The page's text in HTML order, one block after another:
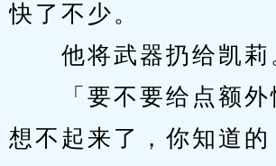
快了不少。
他将武器扔给凯莉
「要不要给点额外
想不起来了，你知道的